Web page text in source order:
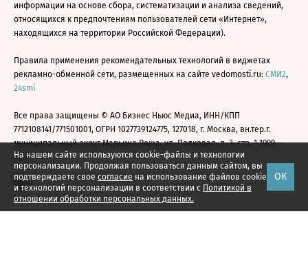
На нашем сайте используются cookie-файлы и технологии
персонализации. Продолжая пользоваться данным сайтом, вы
подтверждаете свое согласие на использование файлов cookie
и технологий персонализации в соответствии с Политикой в
отношении обработки персональных данных.
ОК
информации на основе сбора, систематизации и анализа сведений,
относящихся к предпочтениям пользователей сети «Интернет»,
находящихся на территории Российской Федерации).
Правила применения рекомендательных технологий в виджетах
рекламно-обменной сети, размещенных на сайте vedomosti.ru: СМИ2,
24smi
Все права защищены © АО Бизнес Ньюс Медиа, ИНН/КПП
7712108141/771501001, ОГРН 1027739124775, 127018, г. Москва, вн.тер.г.
муниципальный округ Марьина Роща, ул. Полковая, д. 3, стр. 1 1999—
2026